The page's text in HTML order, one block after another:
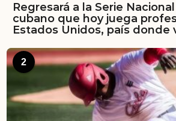
Regresará a la Serie
cubano que hoy juega
Estados Unidos, país donde
2